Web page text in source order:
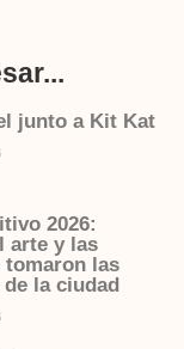
junto a Kit Kat
2026:
arte y las
tomaron las
la ciudad